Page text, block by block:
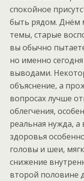
спокойное
быть рядом. Днём
темы, старые
вы обычно
но именно
выводами.
объяснение, а
вопросах лучше
облегчения,
реальная нужда, а
здоровья
головы и шеи,
снижение
второй половине